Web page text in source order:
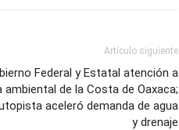
Artículo siguiente
Federal y Estatal atención a
de la Costa de Oaxaca;
aceleró demanda de agua
y drenaje